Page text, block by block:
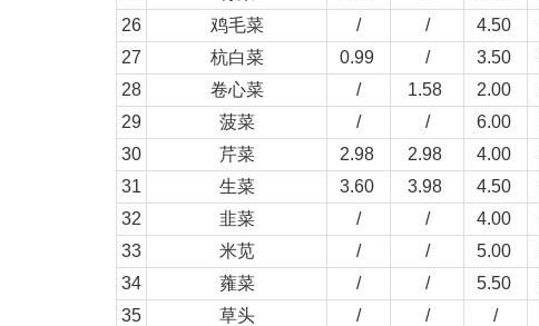
26
鸡毛菜 / / 4.50
27
杭白菜 0.99 / 3.50
28
卷心菜 / 1.58 2.00
29
菠菜 / / 6.00
30
芹菜 2.98 2.98 4.00
31
生菜 3.60 3.98 4.50
32
韭菜 / / 4.00
33
米苋 / / 5.00
34
蕹菜 / / 5.50
35
草头 / / /